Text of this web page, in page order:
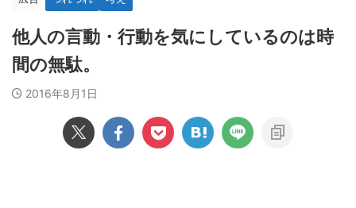
他人の言動・行動を気にしているのは時
間の無駄。
2016年8月1日